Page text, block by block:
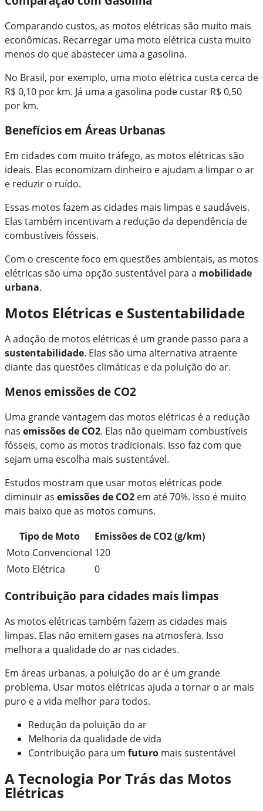
Comparando custos, as motos elétricas são muito mais
econômicas. Recarregar uma moto elétrica custa muito
menos do que abastecer uma a gasolina.
No Brasil, por exemplo, uma moto elétrica custa cerca de
R$ 0,10 por km. Já uma a gasolina pode custar R$ 0,50
por km.
Benefícios em Áreas Urbanas
Em cidades com muito tráfego, as motos elétricas são
ideais. Elas economizam dinheiro e ajudam a limpar o ar
e reduzir o ruído.
Essas motos fazem as cidades mais limpas e saudáveis.
Elas também incentivam a redução da dependência de
combustíveis fósseis.
Com o crescente foco em questões ambientais, as motos
elétricas são uma opção sustentável para a mobilidade
urbana.
Motos Elétricas e Sustentabilidade
A adoção de motos elétricas é um grande passo para a
sustentabilidade. Elas são uma alternativa atraente
diante das questões climáticas e da poluição do ar.
Menos emissões de CO2
Uma grande vantagem das motos elétricas é a redução
nas emissões de CO2. Elas não queimam combustíveis
fósseis, como as motos tradicionais. Isso faz com que
sejam uma escolha mais sustentável.
Estudos mostram que usar motos elétricas pode
diminuir as emissões de CO2 em até 70%. Isso é muito
mais baixo que as motos comuns.
Tipo de Moto
Emissões de CO2 (g/km)
Moto Convencional 120
Moto Elétrica
0
Contribuição para cidades mais limpas
As motos elétricas também fazem as cidades mais
limpas. Elas não emitem gases na atmosfera. Isso
melhora a qualidade do ar nas cidades.
Em áreas urbanas, a poluição do ar é um grande
problema. Usar motos elétricas ajuda a tornar o ar mais
puro e a vida melhor para todos.
Redução da poluição do ar
Melhoria da qualidade de vida
Contribuição para um futuro mais sustentável
A Tecnologia Por Trás das Motos
Elétricas